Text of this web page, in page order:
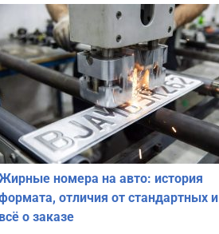
номера на авто: история
отличия от стандартных и
всё о заказе